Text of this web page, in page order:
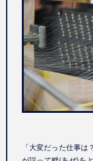
「大変だった仕事